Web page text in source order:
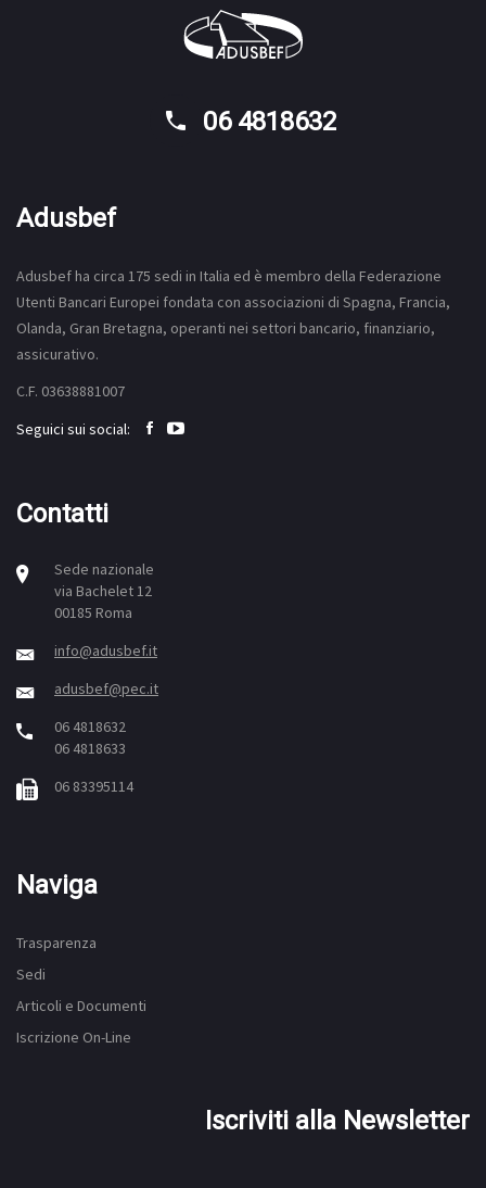
06 4818632
Adusbef
Adusbef ha circa 175 sedi in Italia ed è membro della Federazione
Utenti Bancari Europei fondata con associazioni di Spagna, Francia,
Olanda, Gran Bretagna, operanti nei settori bancario, finanziario,
assicurativo.
C.F. 03638881007
Seguici sui social:
Contatti
Sede nazionale
via Bachelet 12
00185 Roma
info@adusbef.it
adusbef@pec.it
06 4818632
06 4818633
06 83395114
Naviga
Trasparenza
Sedi
Articoli e Documenti
Iscrizione On-Line
Iscriviti alla Newsletter